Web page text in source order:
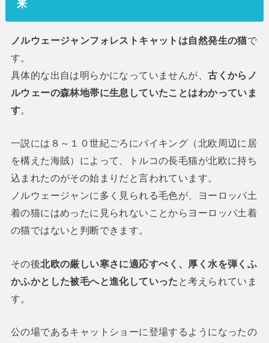
来
ノルウェージャンフォレストキャットは自然発生の猫で
す。
具体的な出自は明らかになっていませんが、古くからノ
ルウェーの森林地帯に生息していたことはわかっていま
す。
一説には８～１０世紀ごろにバイキング（北欧周辺に居
を構えた海賊）によって、トルコの長毛猫が北欧に持ち
込まれたのがその始まりだと言われています。
ノルウェージャンに多く見られる毛色が、ヨーロッパ土
着の猫にはめったに見られないことからヨーロッパ土着
の猫ではないと判断できます。
その後北欧の厳しい寒さに適応すべく、厚く水を弾くふ
かふかとした被毛へと進化していった と考えられていま
す。
公の場であるキャットショーに登場するようになったの